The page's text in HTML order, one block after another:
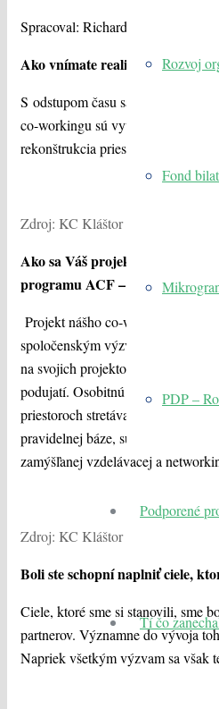
Rozvoj
Fond
PDP –
Podporené
Tí čo
Spracoval: Richard Petro
Ako vnímate realizáciu projektu
S odstupom času sa ukazuje, že
co-workingu sú využívané na
rekonštrukcia priestorov, ale i
Zdroj: KC Kláštor
Ako sa Váš projekt
programu ACF – Slovakia?
Projekt nášho co-workingového
spoločenským výzvam –
na svojich projektoch, i ako
podujatí. Osobitnú úlohu tieto
priestoroch stretáva miestna
pravidelnej báze, sú stretnutia
zamýšľanej vzdelávacej a
Zdroj: KC Kláštor
Boli ste schopní naplniť ciele,
Ciele, ktoré sme si stanovili, sme
partnerov. Významne do vývoja
Napriek všetkým výzvam sa však